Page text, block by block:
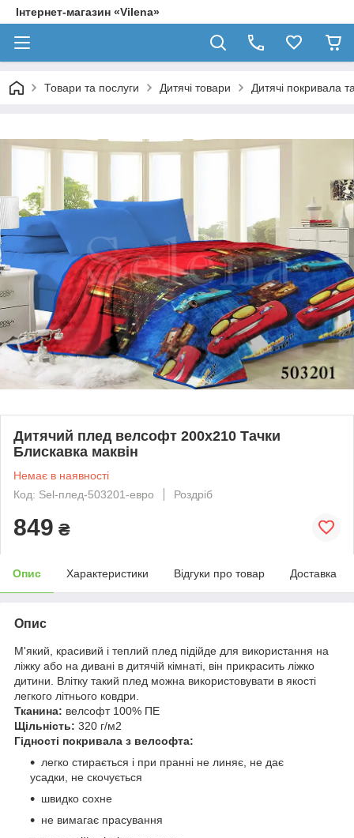
Інтернет-магазин «Vilena»
Товари та послуги Дитячі товари Дитячі покривала
Дитячий плед велсофт 200х210 Тачки
Блискавка маквін
Немає в наявності
Код: Sel-плед-503201-евро
Роздріб
849 ₴
Опис Характеристики Відгуки про товар Доставка
Опис
М'який, красивий і теплий плед підійде для використання на
ліжку або на дивані в дитячій кімнаті, він прикрасить ліжко
дитини. Влітку такий плед можна використовувати в якості
легкого літнього ковдри.
Тканина: велсофт 100% ПЕ
Щільність: 320 г/м2
Гідності покривала з велсофта:
легко стирається і при пранні не линяє, не дає
усадки, не скочується
швидко сохне
не вимагає прасування